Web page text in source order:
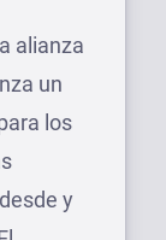
alianza
un
los
y